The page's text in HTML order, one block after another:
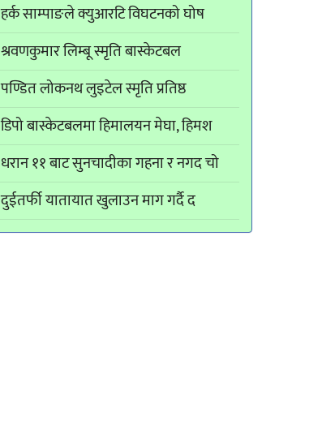
हर्क साम्पाङले क्युआरटि विघटनको घोष
श्रवणकुमार लिम्बू स्मृति बास्केटबल
पण्डित लोकनथ लुइटेल स्मृति प्रतिष्ठ
डिपो बास्केटबलमा हिमालयन मेघा, हिमश
धरान ११ बाट सुनचादीका गहना र नगद चो
दुईतर्फी यातायात खुलाउन माग गर्दै द